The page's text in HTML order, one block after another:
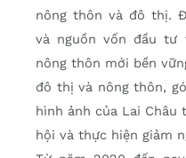
nông thôn và đô thị.
và nguồn vốn đầu tư
nông thôn mới bền
đô thị và nông thôn,
hình ảnh của Lai
hội và thực hiện giảm